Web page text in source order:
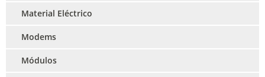
Material Eléctrico
Modems
Módulos